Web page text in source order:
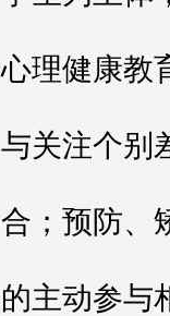
心理健康教
与关注个别
合；预防、
的主动参与